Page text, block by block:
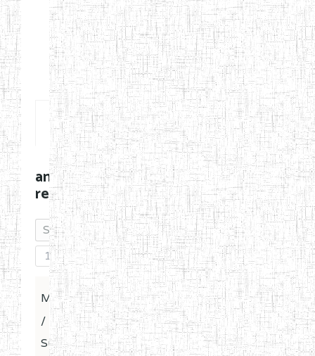
Posts
amadokgreg's
recent posts
1
Message
/
Subject
Last Post